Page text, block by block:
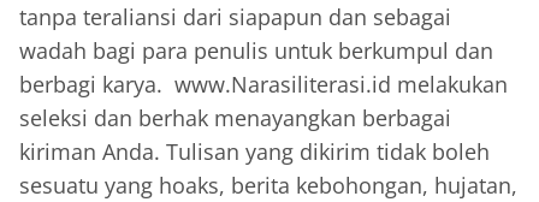
tanpa teraliansi dari siapapun dan sebagai
wadah bagi para penulis untuk berkumpul dan
berbagi karya. www.Narasiliterasi.id melakukan
seleksi dan berhak menayangkan berbagai
kiriman Anda. Tulisan yang dikirim tidak boleh
sesuatu yang hoaks, berita kebohongan, hujatan,